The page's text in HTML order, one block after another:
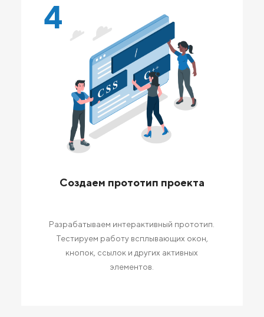
4
Создаем прототип проекта
Разрабатываем интерактивный прототип.
Тестируем работу всплывающих окон,
кнопок, ссылок и других активных
элементов.